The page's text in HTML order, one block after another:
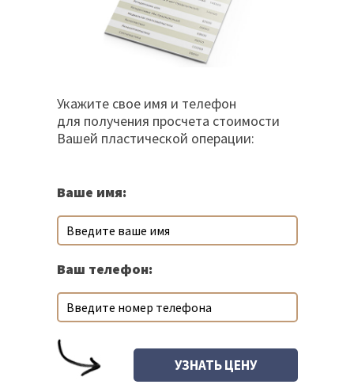
Укажите свое имя и телефон
для получения просчета стоимости
Вашей пластической операции:
Ваше имя:
Ваш телефон: